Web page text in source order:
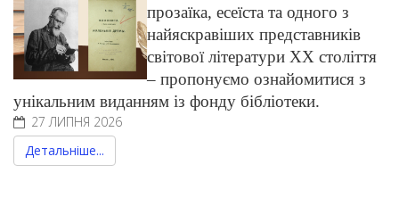
прозаїка, есеїста та одного з
найяскравіших представників
світової літератури ХХ століття
– пропонуємо ознайомитися з
унікальним виданням із фонду бібліотеки.
27 ЛИПНЯ 2026
Детальніше...